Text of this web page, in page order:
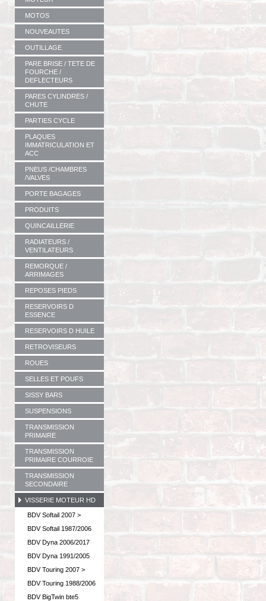
MOTOS
NOUVEAUTES
OUTILLAGE
PARE BRISE / TETE DE
FOURCHE /
DEFLECTEURS
PARES CYLINDRES /
CHUTE
PARTIES CYCLE
PLAQUES
IMMATRICULATION ET
ACC
PNEUS /CHAMBRES
/VALVES
PORTE BAGAGES
PRODUITS
QUINCAILLERIE
RADIATEURS /
VENTILATEURS
REMORQUE /
ARRIMAGES
REPOSES PIEDS
RESERVOIRS D
ESSENCE
RESERVOIRS D HUILE
RETROVISEURS
ROUES
SELLES ET POUFS
SISSY BARS
SUSPENSIONS
TRANSMISSION
PRIMAIRE
TRANSMISSION
PRIMAIRE COURROIE
TRANSMISSION
SECONDAIRE
VISSERIE MOTEUR HD
BDV Softail 2007 >
BDV Softail 1987/2006
BDV Dyna 2006/2017
BDV Dyna 1991/2005
BDV Touring 2007 >
BDV Touring 1988/2006
BDV BigTwin bte5